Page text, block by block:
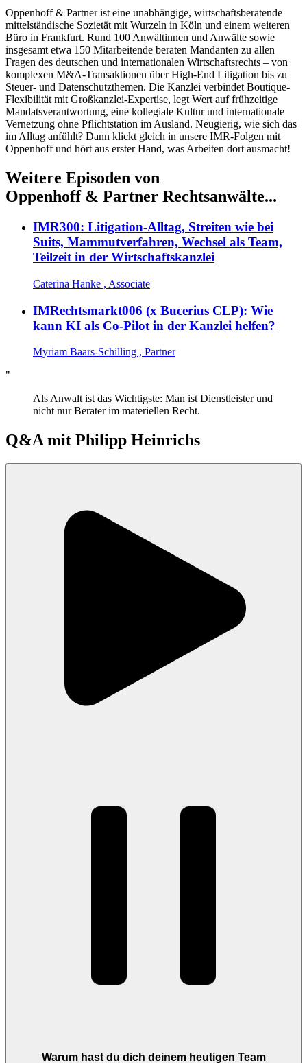
Oppenhoff & Partner ist eine unabhängige, wirtschaftsberatende
mittelständische Sozietät mit Wurzeln in Köln und einem weiteren
Büro in Frankfurt. Rund 100 Anwältinnen und Anwälte sowie
insgesamt etwa 150 Mitarbeitende beraten Mandanten zu allen
Fragen des deutschen und internationalen Wirtschaftsrechts – von
komplexen M&A-Transaktionen über High-End Litigation bis zu
Steuer- und Datenschutzthemen. Die Kanzlei verbindet Boutique-
Flexibilität mit Großkanzlei-Expertise, legt Wert auf frühzeitige
Mandatsverantwortung, eine kollegiale Kultur und internationale
Vernetzung ohne Pflichtstation im Ausland. Neugierig, wie sich das
im Alltag anfühlt? Dann klickt gleich in unsere IMR-Folgen mit
Oppenhoff und hört aus erster Hand, was Arbeiten dort ausmacht!
Weitere Episoden von
Oppenhoff & Partner Rechtsanwälte...
IMR300: Litigation-Alltag, Streiten wie bei
Suits, Mammutverfahren, Wechsel als Team,
Teilzeit in der Wirtschaftskanzlei
Caterina Hanke , Associate
IMRechtsmarkt006 (x Bucerius CLP): Wie
kann KI als Co-Pilot in der Kanzlei helfen?
Myriam Baars-Schilling , Partner
"
Als Anwalt ist das Wichtigste: Man ist Dienstleister und
nicht nur Berater im materiellen Recht.
Q&A mit Philipp Heinrichs
Warum hast du dich deinem heutigen Team